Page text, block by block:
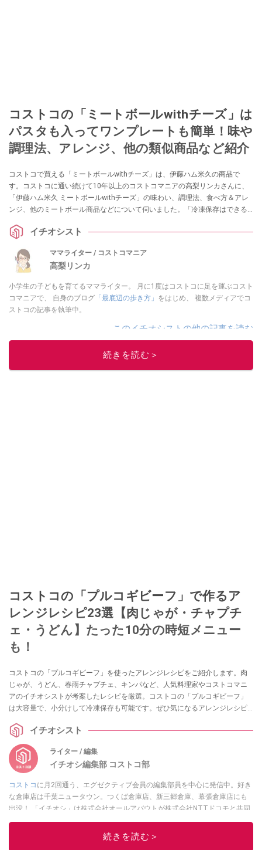
コストコの「ミートボールwithチーズ」は
パスタも入ってワンプレートも簡単！味や
調理法、アレンジ、他の類似商品など紹介
コストコで買える「ミートボールwithチーズ」は、伊藤ハム米久の商品で
す。コストコに通い続けて10年以上のコストコマニアの高梨リンカさんに、
「伊藤ハム米久 ミートボールwithチーズ」の味わい、調理法、食べ方＆アレ
ンジ、他のミートボール商品などについて伺いました。「冷凍保存はできる
イチオシスト
ママライター / コストコマニア
高梨リンカ
小学生の子どもを育てるママライター。 月に1度はコストコに足を運ぶコスト
コマニアで、 自身のブログ 「最底辺の歩き方」 をはじめ、 複数メディアでコ
ストコの記事を執筆中。
このイチオシストの他の記事を読む
続きを読む＞
コストコの「プルコギビーフ」で作るア
レンジレシピ23選【肉じゃが・チャプチ
ェ・うどん】たった10分の時短メニュー
も！
コストコの「プルコギビーフ」を使ったアレンジレシピをご紹介します。肉
じゃが、うどん、春雨チャプチェ、キンパなど、人気料理家やコストコマニ
アのイチオシストが考案したレシピを厳選。コストコの「プルコギビーフ」
は大容量で、小分けして冷凍保存も可能です。ぜひ気になるアレンジレシピ
イチオシスト
ライター / 編集
イチオシ編集部 コストコ部
コストコ に月2回通う、エグゼクティブ会員の編集部員を中心に発信中。好き
な倉庫店は千葉ニュータウン。つくば倉庫店、新三郷倉庫、幕張倉庫店にも
出没！ 「イチオシ」は株式会社オールアバウトが株式会社NTTドコモと共同
で開設したレコメンドサイト。毎日トレンド情報をお届けしています。
してください！
続きを読む＞